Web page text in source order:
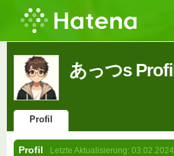
あっつs Profil
Profil
Profil Letzte Aktualisierung: 03.02.2024